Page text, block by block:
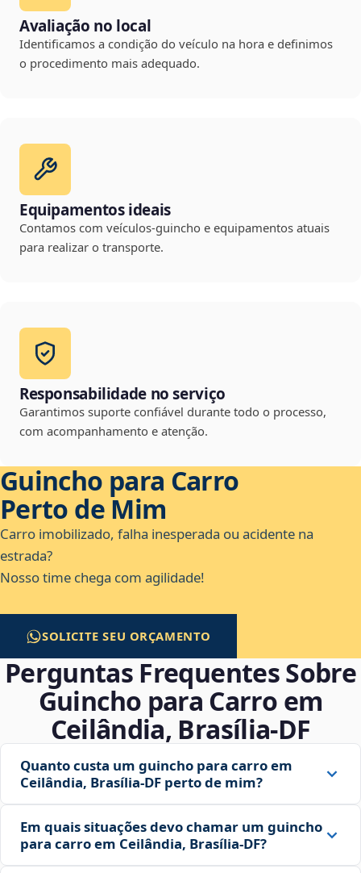
Avaliação no local
Identificamos a condição do veículo na hora e definimos
o procedimento mais adequado.
Equipamentos ideais
Contamos com veículos-guincho e equipamentos atuais
para realizar o transporte.
Responsabilidade no serviço
Garantimos suporte confiável durante todo o processo,
com acompanhamento e atenção.
Guincho para Carro
Perto de Mim
Carro imobilizado, falha inesperada ou acidente na
estrada?
Nosso time chega com agilidade!
SOLICITE SEU ORÇAMENTO
Perguntas Frequentes Sobre
Guincho para Carro em
Ceilândia, Brasília‑DF
Quanto custa um guincho para carro em
Ceilândia, Brasília‑DF perto de mim?
Em quais situações devo chamar um guincho
para carro em Ceilândia, Brasília‑DF?